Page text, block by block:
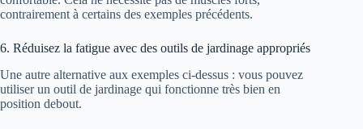
contrairement à certains des exemples précédents.
6. Réduisez la fatigue avec des outils de jardinage appropriés
Une autre alternative aux exemples ci-dessus : vous pouvez
utiliser un outil de jardinage qui fonctionne très bien en
position debout.